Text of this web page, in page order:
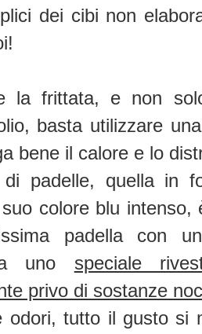
dei cibi non
la frittata, e non
basta utilizzare
bene il calore e lo
padelle, quella in
colore blu
padella con
uno speciale
privo di sostanze
odori, tutto il gusto si